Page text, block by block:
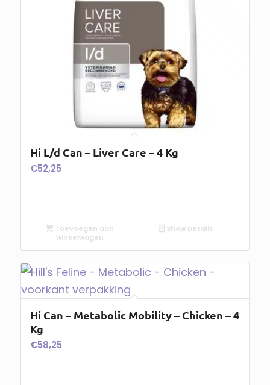
Hi L/d Can – Liver Care – 4 Kg
€52,25
Toevoegen aan
winkelwagen
Show Details
Hi Can – Metabolic Mobility – Chicken – 4
Kg
€58,25